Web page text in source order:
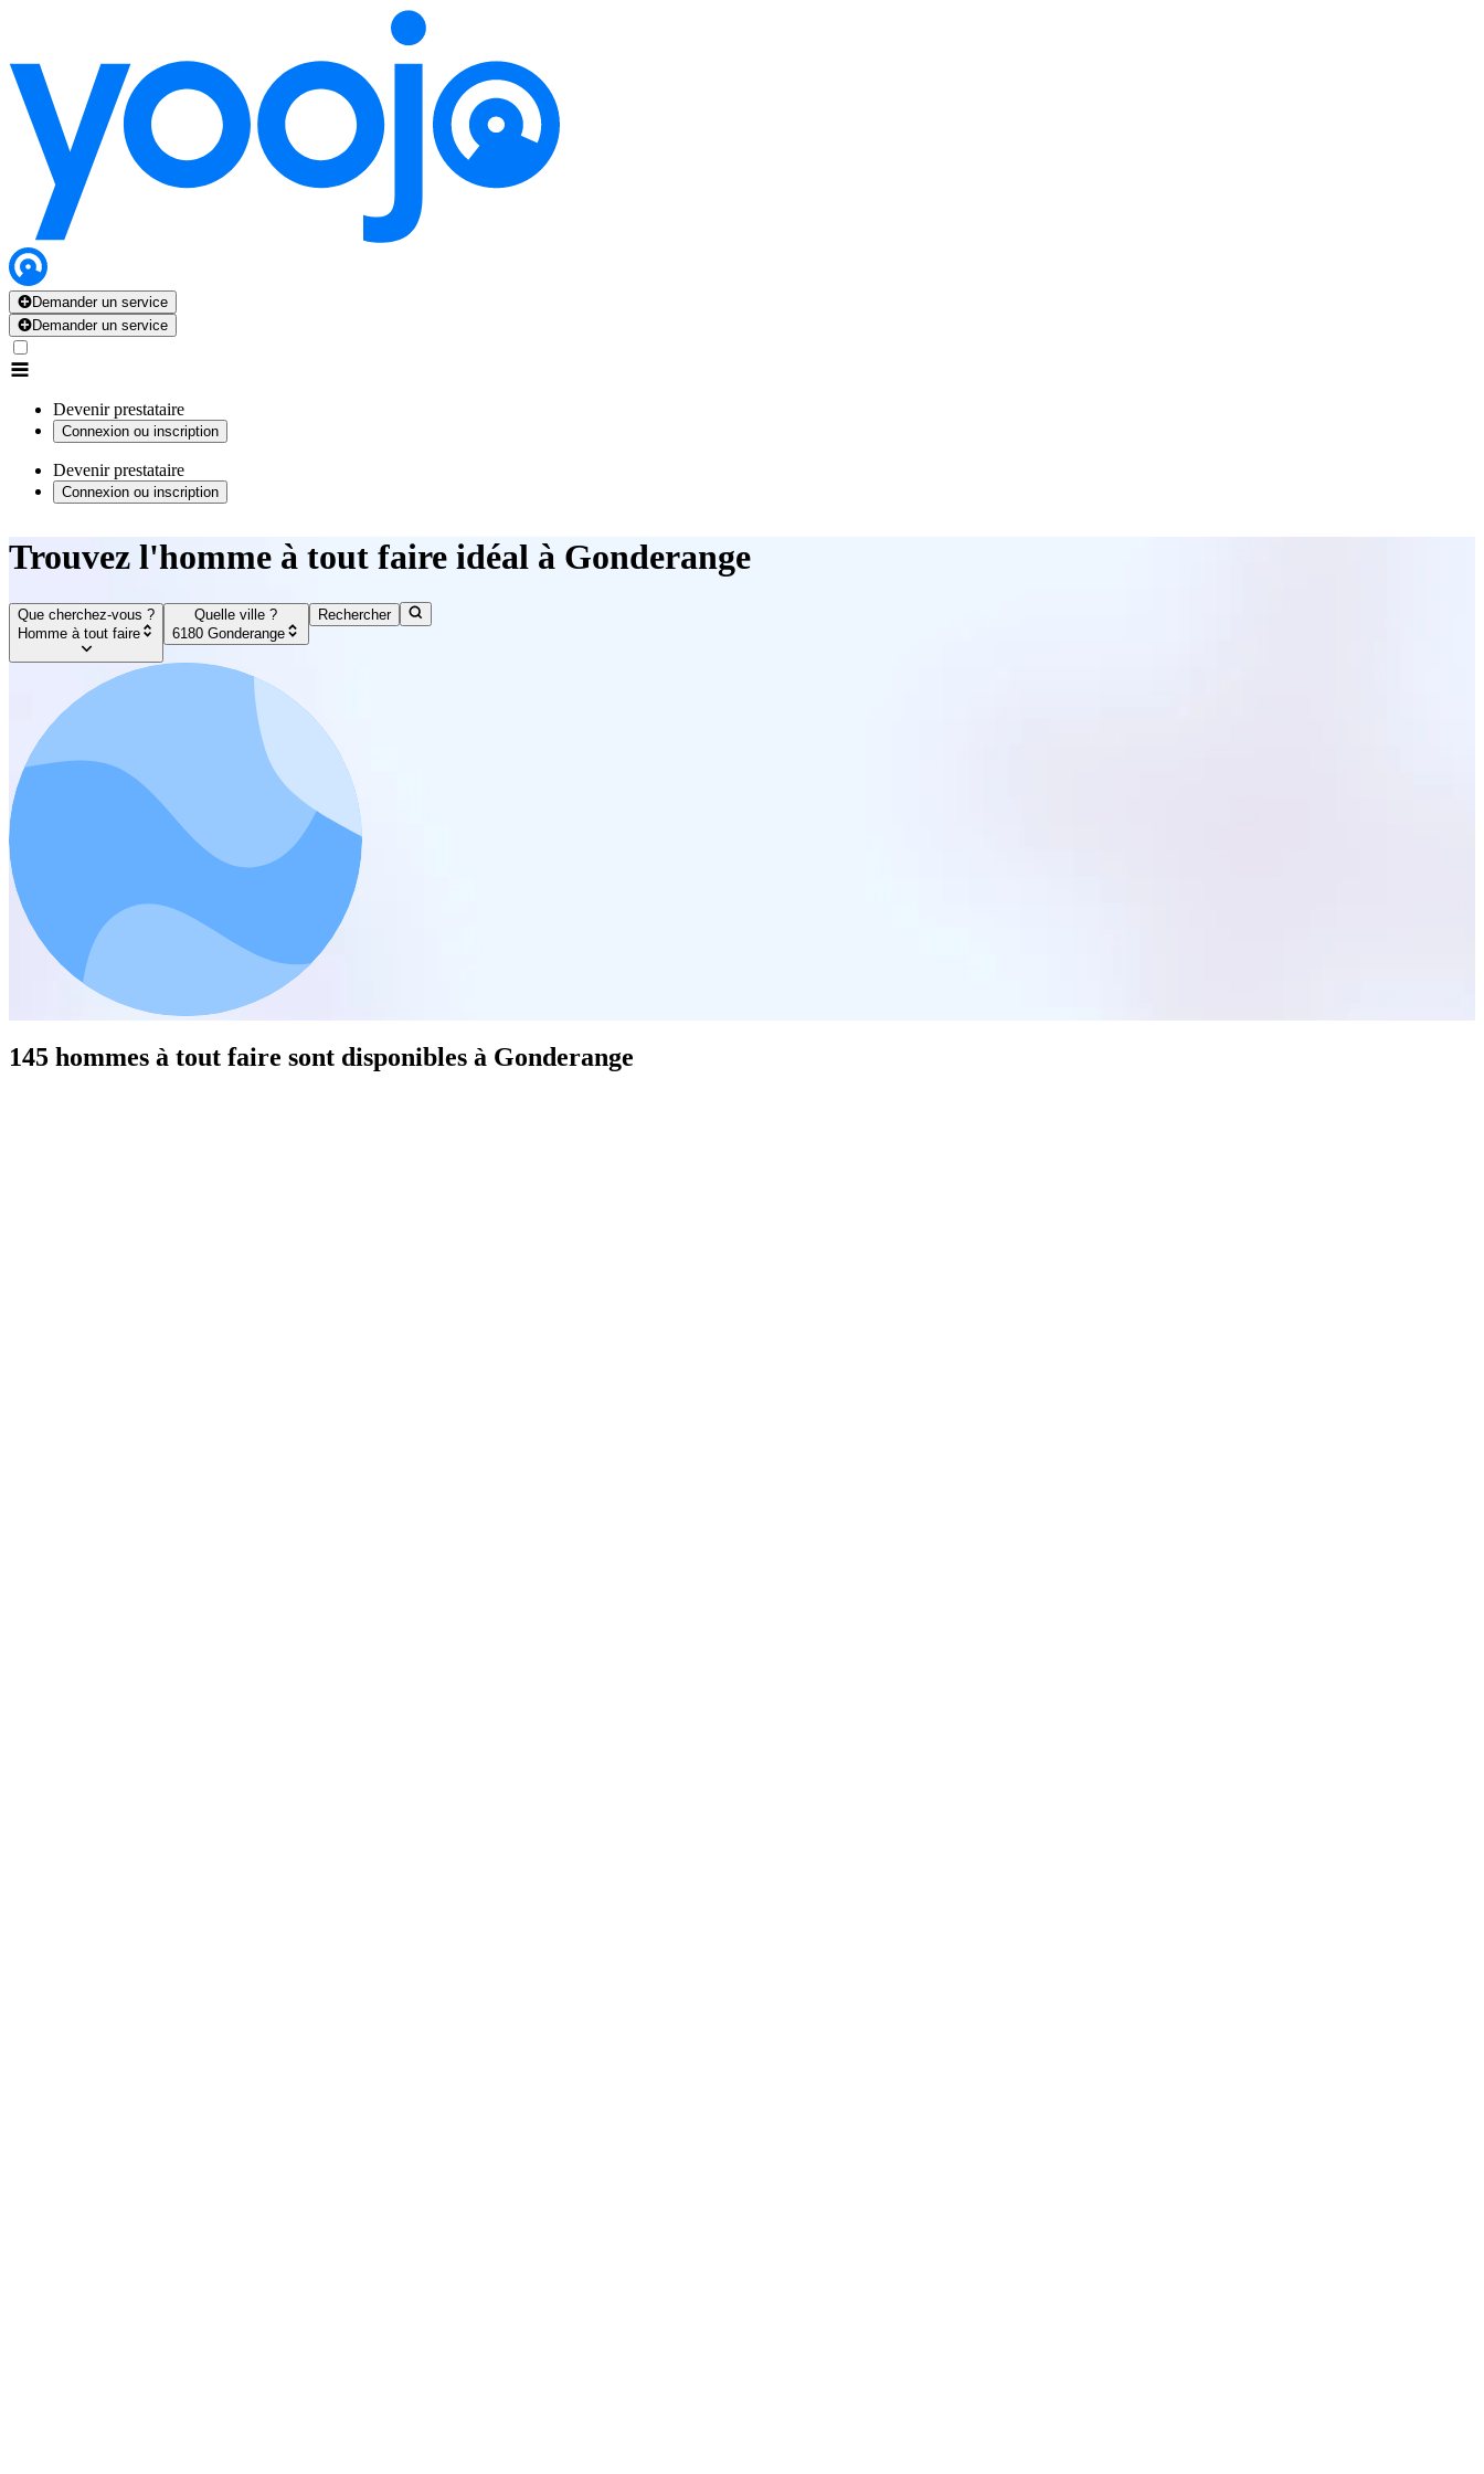
Demander un service
Demander un service
Devenir prestataire
Connexion ou inscription
Devenir prestataire
Connexion ou inscription
Trouvez l'homme à tout faire idéal à Gonderange
Que cherchez-vous ?
Homme à tout faire
Quelle ville ?
6180 Gonderange
Rechercher
145 hommes à tout faire sont disponibles à Gonderange